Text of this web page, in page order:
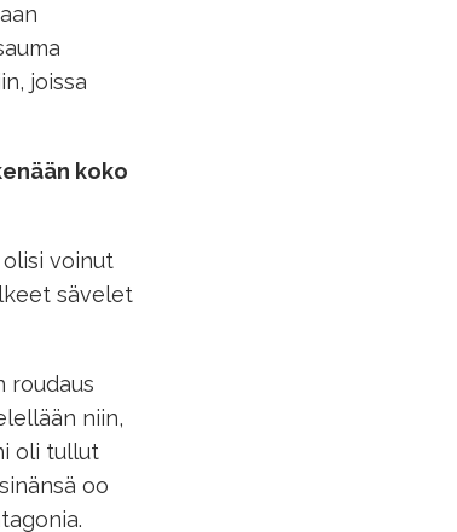
joissa
koko
voinut
sävelet
roudaus
niin,
oli tullut
oo